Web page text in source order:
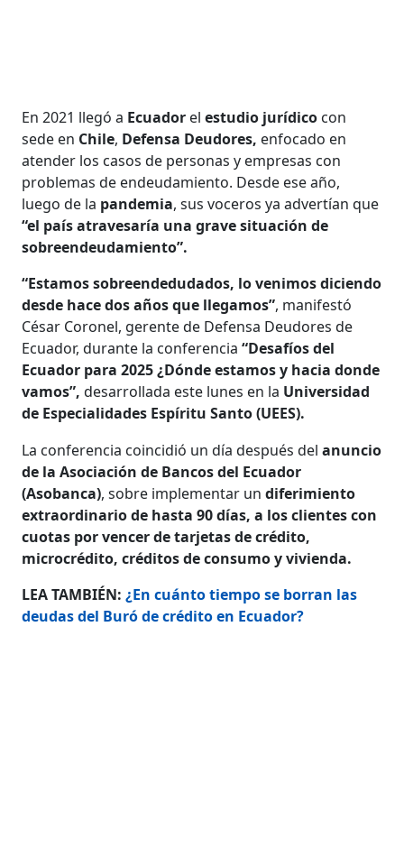
En 2021 llegó a Ecuador elestudio jurídico con
sede en Chile, Defensa Deudores, enfocado en
atender los casos de personas y empresas con
problemas de endeudamiento. Desde ese año,
luego de la pandemia, sus voceros ya advertían que
“el país atravesaría una grave situación de
sobreendeudamiento”.
“Estamos sobreendedudados, lo venimos diciendo
desde hace dos años que llegamos”, manifestó
César Coronel, gerente de Defensa Deudores de
Ecuador, durante la conferencia“Desafíos del
Ecuador para 2025 ¿Dónde estamos y hacia donde
vamos”,desarrollada este lunes en la Universidad
de Especialidades Espíritu Santo (UEES).
La conferencia coincidió un día después delanuncio
de la Asociación de Bancos del Ecuador
(Asobanca), sobre implementar undiferimiento
extraordinario de hasta 90 días, a los clientes con
cuotas por vencer de tarjetas de crédito,
microcrédito, créditos de consumo y vivienda.
LEA TAMBIÉN:¿En cuánto tiempo se borran las
deudas del Buró de crédito en Ecuador?